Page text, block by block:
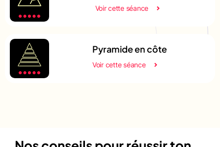
Voir cette séance
Pyramide en côte
Voir cette séance